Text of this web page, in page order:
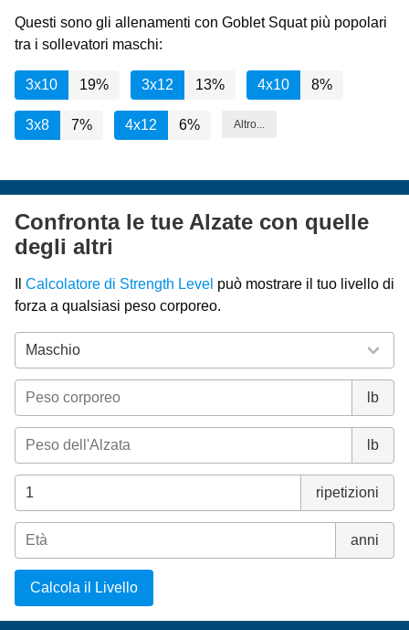
Questi sono gli allenamenti con Goblet Squat più popolari
tra i sollevatori maschi:
3x10 19% 3x12 13% 4x10 8%
3x8 7% 4x12 6% Altro...
Confronta le tue Alzate con quelle
degli altri
Calcolatore di Strength Level può mostrare il tuo livello di
forza a qualsiasi peso corporeo.
lb
lb
ripetizioni
anni
Calcola il Livello